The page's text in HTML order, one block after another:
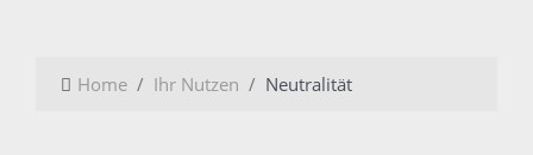
Home Ihr Nutzen Neutralität